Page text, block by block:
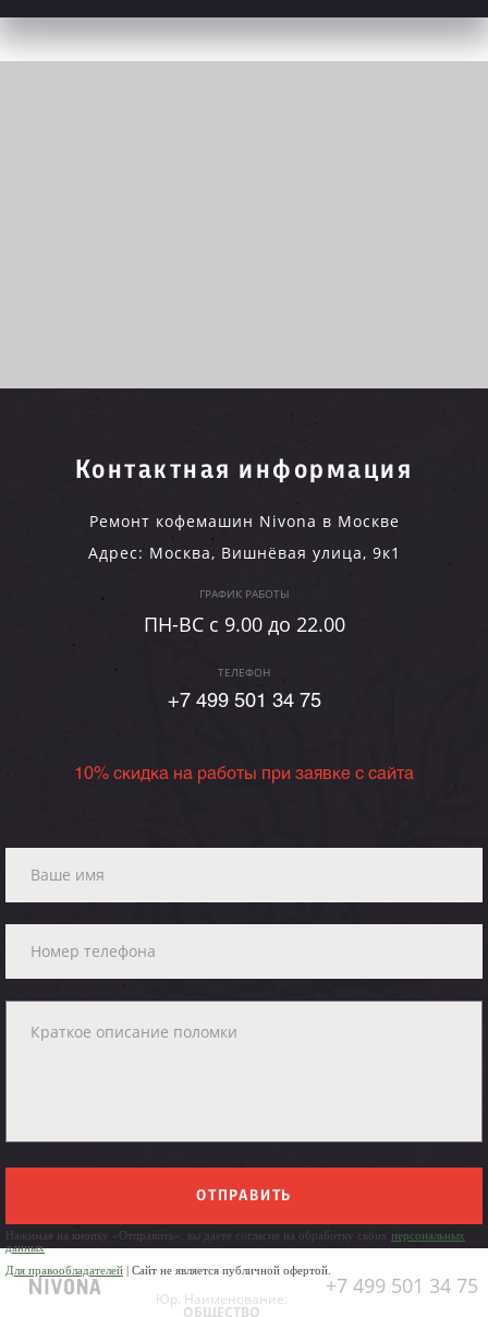
Контактная информация
Ремонт кофемашин Nivona в Москве
Адрес: Москва, Вишнёвая улица, 9к1
ГРАФИК РАБОТЫ
ПН-ВC c 9.00 до 22.00
ТЕЛЕФОН
+7 499 501 34 75
10% скидка на работы при заявке с сайта
ОТПРАВИТЬ
Нажимая на кнопку «Отправить», вы даете согласие на обработку своих персональных
данных
Для правообладателей | Сайт не является публичной офертой.
+7 499 501 34 75
Юр. Наименование:
ОБЩЕСТВО